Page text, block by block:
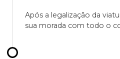
Após a legalização da
sua morada com todo o